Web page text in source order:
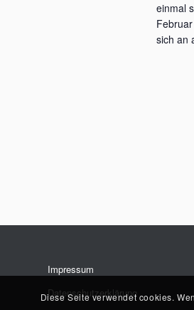
einmal
sich an
Impressum
Datenschutzerklärung
Diese Seite verwendet cookies.